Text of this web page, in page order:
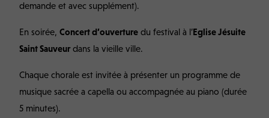
demande et avec supplément).
En soirée,Concert d’ouverture du festival à l’Eglise Jésuite
Saint Sauveur dans la vieille ville.
Chaque chorale est invitée à présenter un programme de
musique sacrée a capella ou accompagnée au piano (durée
5 minutes).